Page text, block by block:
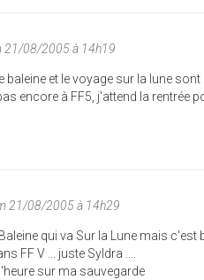
21/08/2005 à 14h19
baleine et le voyage sur la lune sont
encore à FF5, j'attend la rentrée
21/08/2005 à 14h29
qui va Sur la Lune mais c'est
FF V ... juste Syldra ....
sur ma sauvegarde